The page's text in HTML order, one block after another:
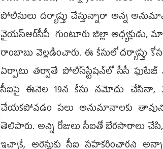
పోలీసులు దర్యాప్తు చేస్తున్నారా అన్న
వైయ‌స్ఆర్‌సీపీ గుంటూరు జిల్లా అధ్యక్షుడు,
రాంబాబు వెల్లడించారు. ఈ కేసులో దర్యాప్తు
ఏర్పాటు తర్వాతే పోలీస్‌స్టేషన్‌లో సీసీ
సీఐపై ఈనెల 19న కేసు నమోదు చేసినా,
చేయకపోవడం పలు అనుమానాలకు
తెలిపారు. అన్ని రోజులు సీఐతో బేరసారాలు